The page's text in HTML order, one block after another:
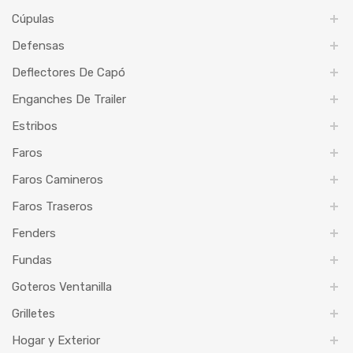
Cúpulas
Defensas
Deflectores De Capó
Enganches De Trailer
Estribos
Faros
Faros Camineros
Faros Traseros
Fenders
Fundas
Goteros Ventanilla
Grilletes
Hogar y Exterior